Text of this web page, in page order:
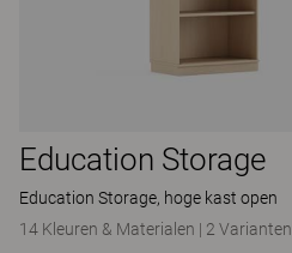
Education Storage
Education Storage, hoge kast open
14 Kleuren & Materialen | 2 Varianten